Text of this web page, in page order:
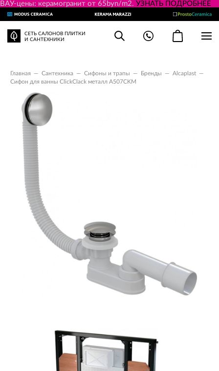
ВАУ-цены: керамогранит от 65byn/m2. УЗНАТЬ ПОДРОБНЕЕ
СЕТЬ САЛОНОВ ПЛИТКИ
И САНТЕХНИКИ
Главная — Сантехника — Сифоны и трапы — Бренды — Alcaplast —
Сифон для ванны ClickСlack металл A507CKM